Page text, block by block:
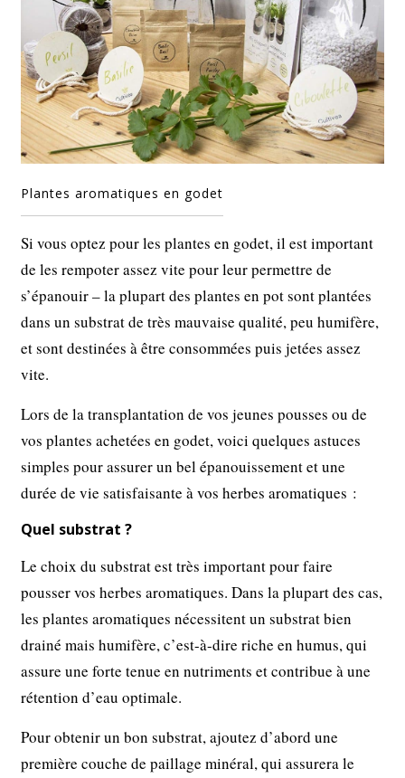
Plantes aromatiques en godet
Si vous optez pour les plantes en godet, il est important
de les rempoter assez vite pour leur permettre de
s’épanouir – la plupart des plantes en pot sont plantées
dans un substrat de très mauvaise qualité, peu humifère,
et sont destinées à être consommées puis jetées assez
vite.
Lors de la transplantation de vos jeunes pousses ou de
vos plantes achetées en godet, voici quelques astuces
simples pour assurer un bel épanouissement et une
durée de vie satisfaisante à vos herbes aromatiques :
Quel substrat ?
Le choix du substrat est très important pour faire
pousser vos herbes aromatiques. Dans la plupart des cas,
les plantes aromatiques nécessitent un substrat bien
drainé mais humifère, c’est-à-dire riche en humus, qui
assure une forte tenue en nutriments et contribue à une
rétention d’eau optimale.
Pour obtenir un bon substrat, ajoutez d’abord une
première couche de paillage minéral, qui assurera le